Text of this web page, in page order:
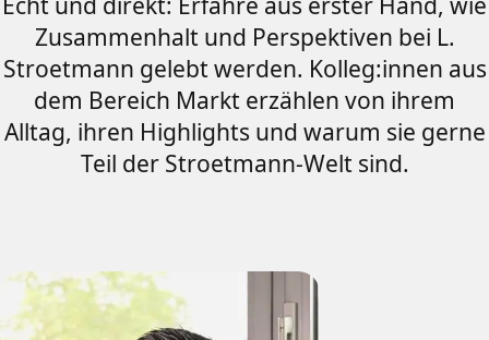
Zusammenhalt und Perspektiven bei L.
Stroetmann gelebt werden. Kolleg:innen aus
dem Bereich Markt erzählen von ihrem
Alltag, ihren Highlights und warum sie gerne
Teil der Stroetmann-Welt sind.